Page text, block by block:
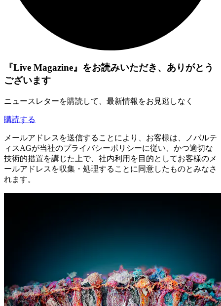
『Live Magazine』をお読みいただき、ありがとう
ございます
ニュースレターを購読して、最新情報をお見逃しなく
購読する
メールアドレスを送信することにより、お客様は、ノバルテ
ィスAGが当社のプライバシーポリシーに従い、かつ適切な
技術的措置を講じた上で、社内利用を目的としてお客様のメ
ールアドレスを収集・処理することに同意したものとみなさ
れます。